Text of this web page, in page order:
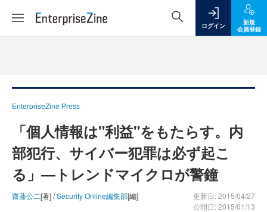
ログイン
新規
会員登録
EnterpriseZine Press
「個人情報は"利益"をもたらす。内
部犯行、サイバー犯罪は必ず起こ
る」―トレンドマイクロが警鐘
齋藤公二[著] /Security Online編集部[編]
更新日: 2015/04/27
公開日: 2015/01/13